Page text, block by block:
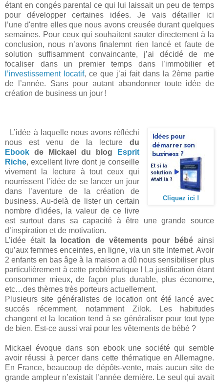
étant en congés parental ce qui lui laissait un peu de temps
pour développer certaines idées. Je vais détailler ici
l’une d'entre elles que nous avons creusée durant quelques
semaines. Pour ceux qui souhaitent sauter directement à la
conclusion, nous n’avons finalemnt rien lancé et faute de
solution suffisamment convaincante, j’ai décidé de me
focaliser dans un premier temps dans l’immobilier et
l’investissement locatif, ce que j’ai fait dans la 2ème partie
de l’année. Sans pour autant abandonner toute idée de
création de business un jour !
Cliquez ici !
L’idée à laquelle nous avons réfléchi
nous est venu de la lecturedu
Ebook de Mickael du blog
Esprit
Riche, excellent livre dont je conseille
vivement la lecture à tout ceux qui
nourrissent l’idée de se lancer un jour
dans l’aventure de la création de
business. Au-delà de lister un certain
nombre d’idées, la valeur de ce livre
est surtout dans sa capacité à être une grande source
d’inspiration et de motivation.
L’idée était
la location de vêtements pour bébéainsi
qu’aux femmes enceintes, en ligne, via un site Internet. Avoir
2 enfants en bas âge à la maison a dû nous sensibiliser plus
particulièrement à cette problématique ! La justification étant
consommer mieux, de façon plus durable, plus économe,
etc…des thèmes très porteurs actuellement.
Plusieurs site généralistes de location ont été lancé avec
succés récemment, notamment Zilok. Les habitudes
changent et la location tend à se généraliser pour tout type
de bien. Est-ce aussi vrai pour les vêtements de bébé ?
Mickael évoque dans son ebook une société qui semble
avoir réussi à percer dans cette thématique en Allemagne.
En France, beaucoup de dépôts-vente, mais aucun site de
grande ampleur n’existait l’année dernière. Le seul qui avait